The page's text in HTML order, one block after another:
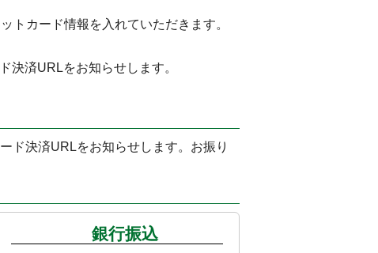
トカード情報を入れていただきます。
決済URLをお知らせします。
ド決済URLをお知らせします。お振り
銀行振込